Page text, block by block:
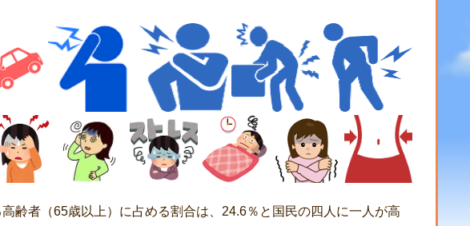
齢者（65歳以上）に占める割合は、24.6％と国民の四人に一人が高